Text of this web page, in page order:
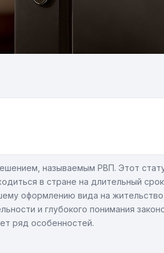
называемым РВП. Этот
в стране на длительный
оформлению вида на
и глубокого понимания
ряд особенностей.